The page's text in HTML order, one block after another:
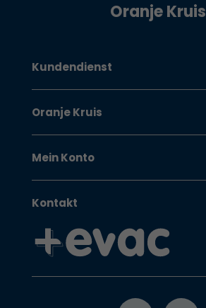
Oranje Kruis
Kundendienst
Oranje Kruis
Mein Konto
Kontakt